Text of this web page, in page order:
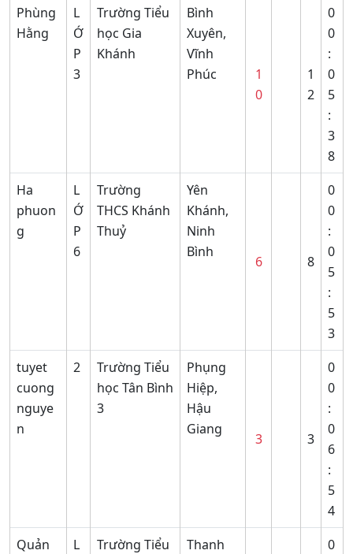
Phùng
Hằng
L
Ớ
P
3
Trường Tiểu
học Gia
Khánh
Bình
Xuyên,
Vĩnh
Phúc
1
0
1
2
0
0
:
0
5
:
3
8
Ha
phuon
g
L
Ớ
P
6
Trường
THCS Khánh
Thuỷ
Yên
Khánh,
Ninh
Bình
6 8
0
0
:
0
5
:
5
3
tuyet
cuong
nguye
n
2
Trường Tiểu
học Tân Bình
3
Phụng
Hiệp,
Hậu
Giang
3 3
0
0
:
0
6
:
5
4
Quản
L
Trường Tiểu
Thanh
0